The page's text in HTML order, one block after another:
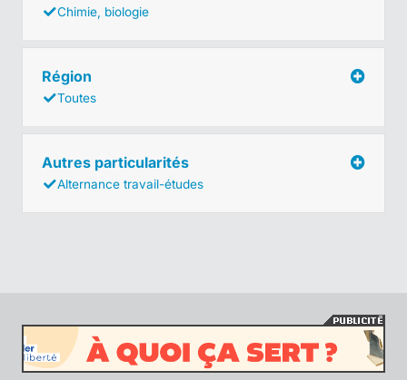
Chimie, biologie
Région
Toutes
Autres particularités
Alternance travail-études